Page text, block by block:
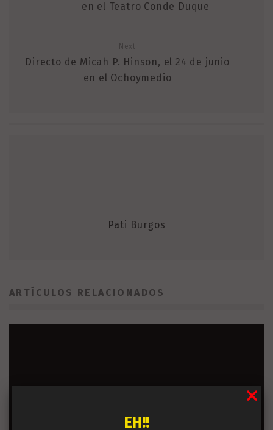
en el Teatro Conde Duque
Next
Directo de Micah P. Hinson, el 24 de junio
en el Ochoymedio
Pati Burgos
ARTÍCULOS RELACIONADOS
EH!!